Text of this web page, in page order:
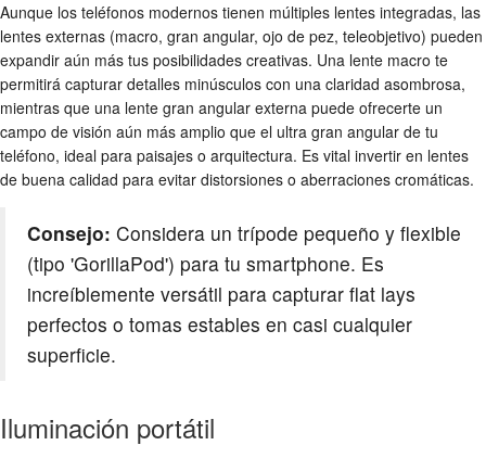
Aunque los teléfonos modernos tienen múltiples lentes integradas, las
lentes externas (macro, gran angular, ojo de pez, teleobjetivo) pueden
expandir aún más tus posibilidades creativas. Una lente macro te
permitirá capturar detalles minúsculos con una claridad asombrosa,
mientras que una lente gran angular externa puede ofrecerte un
campo de visión aún más amplio que el ultra gran angular de tu
teléfono, ideal para paisajes o arquitectura. Es vital invertir en lentes
de buena calidad para evitar distorsiones o aberraciones cromáticas.
Consejo: Considera un trípode pequeño y flexible
(tipo 'GorillaPod') para tu smartphone. Es
increíblemente versátil para capturar flat lays
perfectos o tomas estables en casi cualquier
superficie.
Iluminación portátil